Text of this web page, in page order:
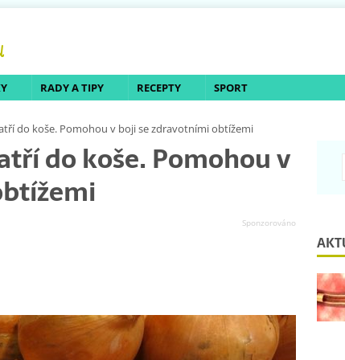
RADY A TIPY RECEPTY SPORT
do koše. Pomohou v boji se zdravotními obtížemi
do koše. Pomohou v